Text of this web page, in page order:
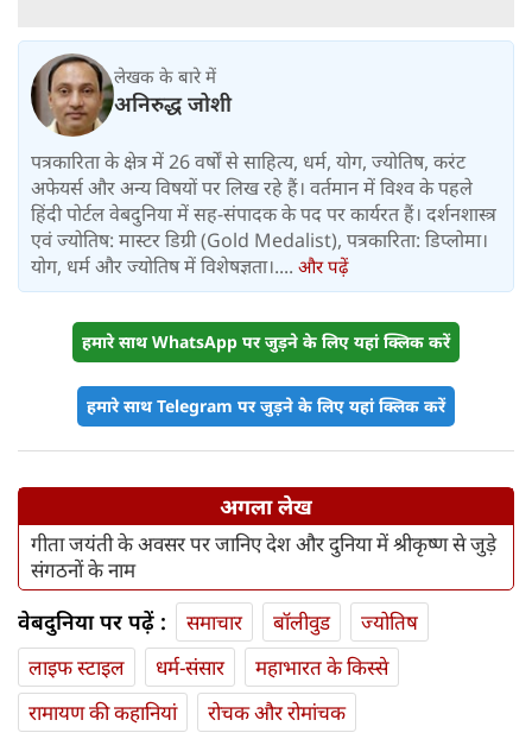
लेखक के बारे में
अनिरुद्ध जोशी
पत्रकारिता के क्षेत्र में 26 वर्षों से साहित्य, धर्म, योग, ज्योतिष, करंट
अफेयर्स और अन्य विषयों पर लिख रहे हैं। वर्तमान में विश्‍व के पहले
हिंदी पोर्टल वेबदुनिया में सह-संपादक के पद पर कार्यरत हैं। दर्शनशास्त्र
एवं ज्योतिष: मास्टर डिग्री (Gold Medalist), पत्रकारिता: डिप्लोमा।
योग, धर्म और ज्योतिष में विशेषज्ञता।.... और पढ़ें
हमारे साथ WhatsApp पर जुड़ने के लिए यहां क्लिक करें
हमारे साथ Telegram पर जुड़ने के लिए यहां क्लिक करें
अगला लेख
गीता जयंती के अवसर पर जानिए देश और दुनिया में श्रीकृष्ण से जुड़े
संगठनों के नाम
वेबदुनिया पर पढ़ें : समाचार बॉलीवुड
ज्योतिष
लाइफ स्‍टाइल
धर्म-संसार
महाभारत के किस्से
रामायण की कहानियां
रोचक और रोमांचक